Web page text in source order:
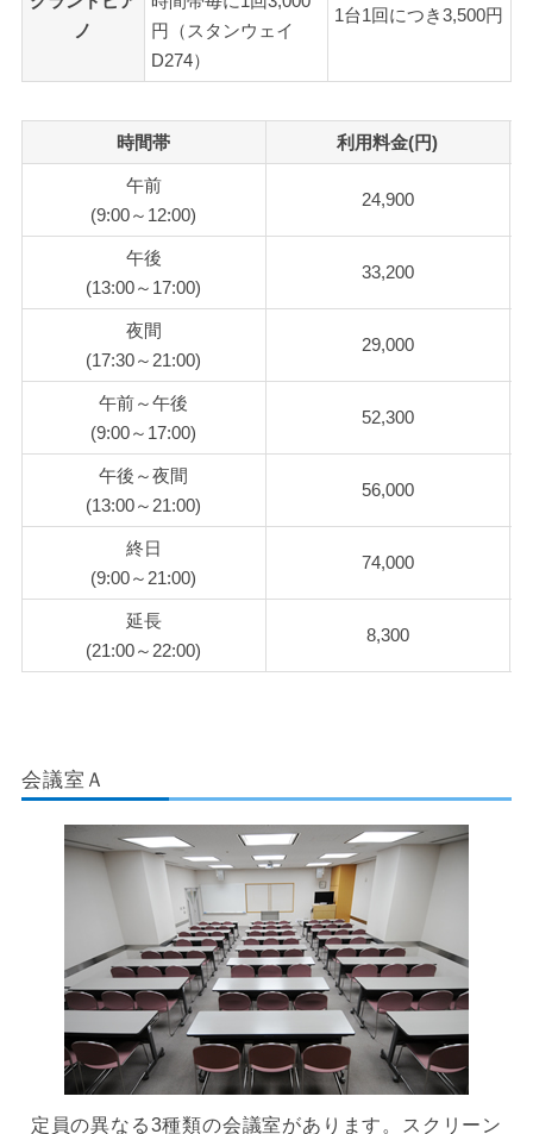
ノ
円（スタンウェイ
D274）
1台1回につき3,500円
時間帯 利用料金(円)
午前
(9:00～12:00)
24,900
午後
(13:00～17:00)
33,200
夜間
(17:30～21:00)
29,000
午前～午後
(9:00～17:00)
52,300
午後～夜間
(13:00～21:00)
56,000
終日
(9:00～21:00)
74,000
延長
(21:00～22:00)
8,300
会議室Ａ
定員の異なる3種類の会議室があります。スクリーン